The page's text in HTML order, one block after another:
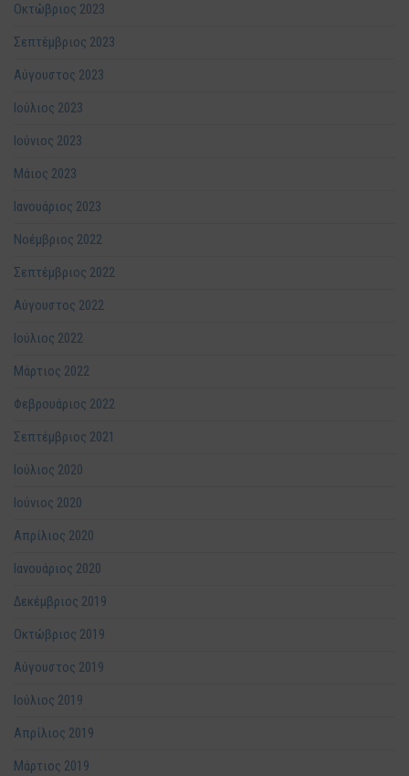
Οκτώβριος 2023
Σεπτέμβριος 2023
Αύγουστος 2023
Ιούλιος 2023
Ιούνιος 2023
Μάιος 2023
Ιανουάριος 2023
Νοέμβριος 2022
Σεπτέμβριος 2022
Αύγουστος 2022
Ιούλιος 2022
Μάρτιος 2022
Φεβρουάριος 2022
Σεπτέμβριος 2021
Ιούλιος 2020
Ιούνιος 2020
Απρίλιος 2020
Ιανουάριος 2020
Δεκέμβριος 2019
Οκτώβριος 2019
Αύγουστος 2019
Ιούλιος 2019
Απρίλιος 2019
Μάρτιος 2019